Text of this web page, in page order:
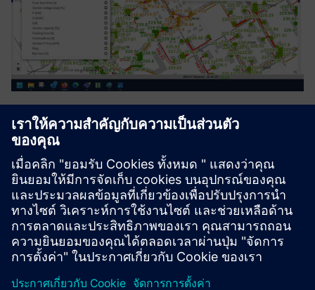
Process Automation Suite
The Process Automation Suite covers all needs in setting up
and following up business processes. It manages entire
asset/device lifecycles (planning, deployment,
maintenance). It will establish itself in the application
ecosystem ...
เรียนรู้เพิ่มเติม